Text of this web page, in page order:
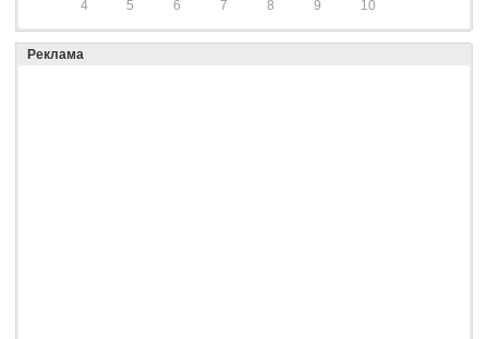
4
5 6 7 8 9 10
Реклама